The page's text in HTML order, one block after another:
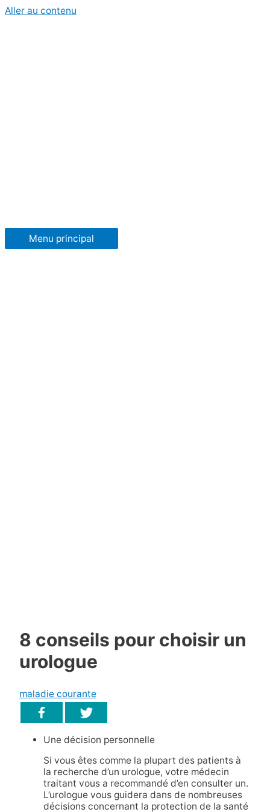
Aller au contenu
Menu principal
8 conseils pour choisir un
urologue
maladie courante
Une décision personnelle
Si vous êtes comme la plupart des patients à
la recherche d’un urologue, votre médecin
traitant vous a recommandé d’en consulter un.
L’urologue vous guidera dans de nombreuses
décisions concernant la protection de la santé